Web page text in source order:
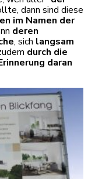
dann sind diese
im Namen der
deren
, sich langsam
durch die
daran